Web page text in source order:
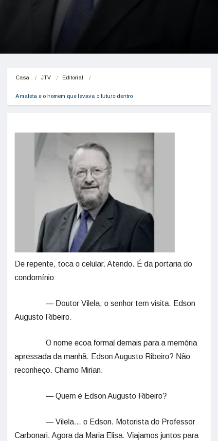
Casa JTV Editorial
A maleta e o homem que levava o futuro dentro
De repente, toca o celular. Atendo. É da portaria do
condomínio:
— Doutor Vilela, o senhor tem visita. Edson
Augusto Ribeiro.
O nome ecoa formal demais para a memória
apressada da manhã. Edson Augusto Ribeiro? Não
reconheço. Chamo Mirian.
— Quem é Edson Augusto Ribeiro?
— Vilela… o Edson. Motorista do Professor
Carbonari. Agora da Maria Elisa. Viajamos juntos para